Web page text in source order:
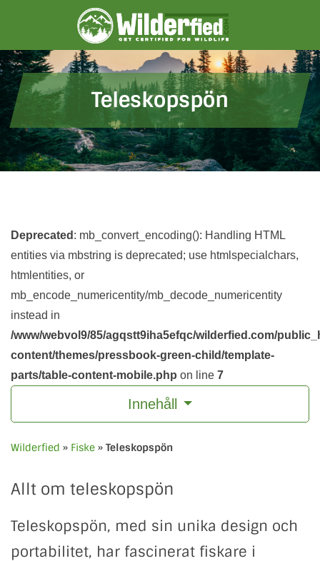
content
Teleskopspön
Deprecated : mb_convert_encoding(): Handling HTML
entities via mbstring is deprecated; use htmlspecialchars,
htmlentities, or
mb_encode_numericentity/mb_decode_numericentity
instead in
/www/webvol9/85/agqstt9iha5efqc/wilderfied.com/
content/themes/pressbook-green-child/template-
parts/table-content-mobile.php on line 7
Innehåll
Wilderfied » Fiske » Teleskopspön
Allt om teleskopspön
Teleskopspön, med sin unika design och
portabilitet, har fascinerat fiskare i